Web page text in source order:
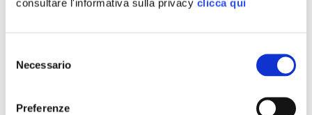
consultare l'informativa sulla privacy clicca qui
delNecessario
Preferenze
determinazione. Il mio pensiero più caro va a tutta la sua
È quanto dichiara il vicepresidente della Camera dei